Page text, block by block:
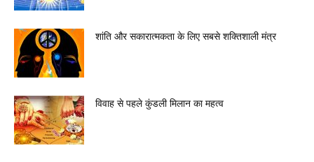
शांति और सकारात्मकता के लिए सबसे शक्तिशाली मंत्र
विवाह से पहले कुंडली मिलान का महत्व